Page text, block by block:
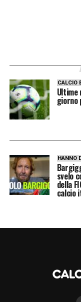
CALCIO
giorno
HANNO
svelo
della
calcio